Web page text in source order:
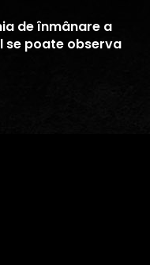
de înmânare a
se poate observa